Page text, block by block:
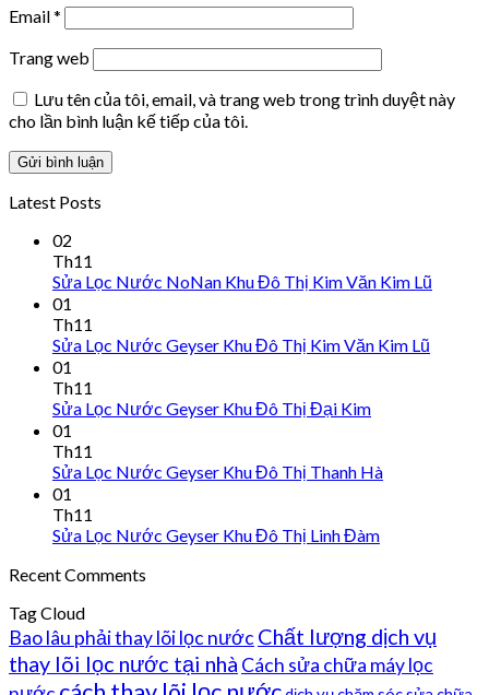
Email*
Trang web
Lưu tên của tôi, email, và trang web trong trình duyệt này
cho lần bình luận kế tiếp của tôi.
Latest Posts
02
Th11
Sửa Lọc Nước NoNan Khu Đô Thị Kim Văn Kim Lũ
01
Th11
Sửa Lọc Nước Geyser Khu Đô Thị Kim Văn Kim Lũ
01
Th11
Sửa Lọc Nước Geyser Khu Đô Thị Đại Kim
01
Th11
Sửa Lọc Nước Geyser Khu Đô Thị Thanh Hà
01
Th11
Sửa Lọc Nước Geyser Khu Đô Thị Linh Đàm
Recent Comments
Tag Cloud
Bao lâu phải thay lõi lọc nước Chất lượng dịch vụ
thay lõi lọc nước tại nhà Cách sửa chữa máy lọc